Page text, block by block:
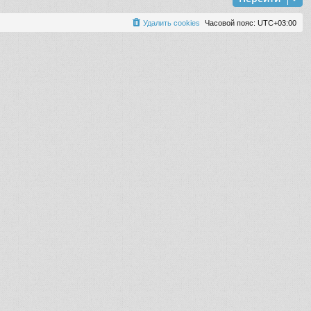
Часовой пояс: UTC+03:00
Удалить cookies